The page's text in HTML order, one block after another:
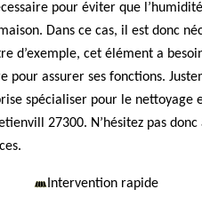
pour éviter que
Dans ce cas, il est donc
d’exemple, cet élément a
pour assurer ses fonctions.
spécialiser pour le nettoyage
27300. N’hésitez pas donc
Intervention rapide